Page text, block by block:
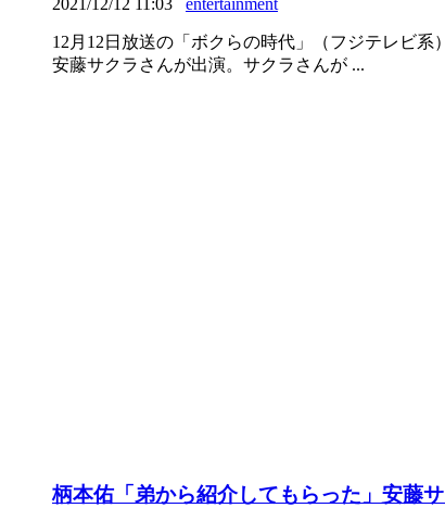
12月12日放送の「ボクらの時代」（フジテレビ
安藤サクラさんが出演。サクラさんが ...
柄本佑「弟から紹介してもらった」安藤